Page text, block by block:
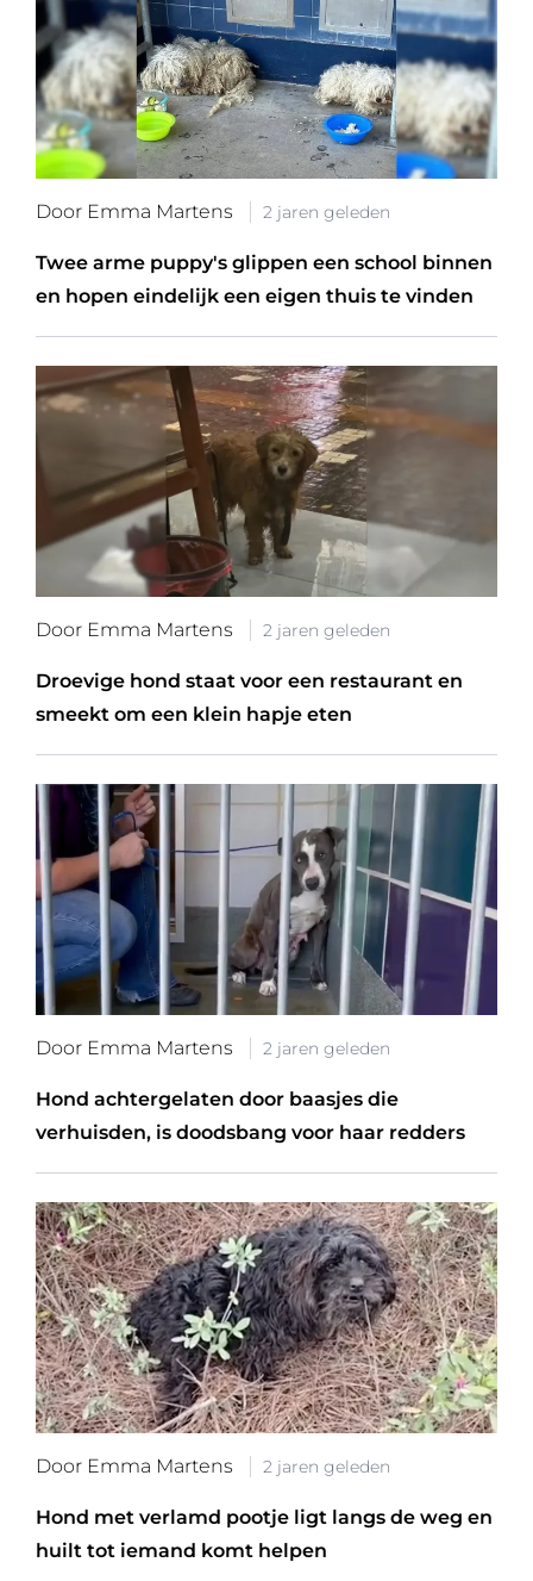
Door Emma Martens 2 jaren geleden
Twee arme puppy's glippen een school binnen
en hopen eindelijk een eigen thuis te vinden
Door Emma Martens 2 jaren geleden
Droevige hond staat voor een restaurant en
smeekt om een klein hapje eten
Door Emma Martens 2 jaren geleden
Hond achtergelaten door baasjes die
verhuisden, is doodsbang voor haar redders
Door Emma Martens 2 jaren geleden
Hond met verlamd pootje ligt langs de weg en
huilt tot iemand komt helpen